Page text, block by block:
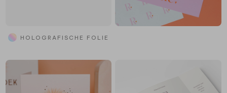
HOLOGRAFISCHE FOLIE